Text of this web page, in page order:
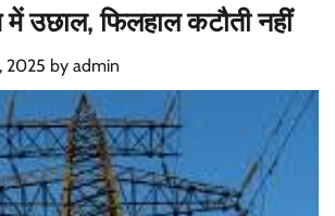
में उछाल, फिलहाल कटौती नहीं
2025 by admin